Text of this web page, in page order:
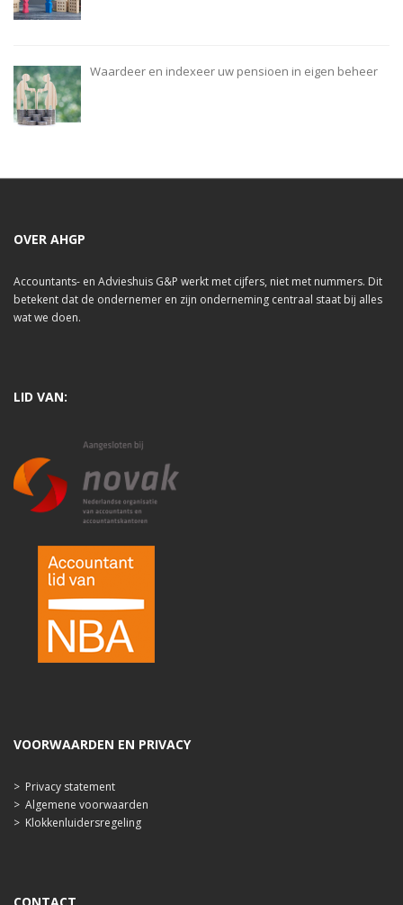
Waardeer en indexeer uw pensioen in eigen beheer
OVER AHGP
Accountants- en Advieshuis G&P werkt met cijfers, niet met nummers. Dit
betekent dat de ondernemer en zijn onderneming centraal staat bij alles
wat we doen.
LID VAN:
VOORWAARDEN EN PRIVACY
> Privacy statement
> Algemene voorwaarden
> Klokkenluidersregeling